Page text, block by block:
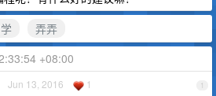
弄弄
+08:00
1
Jun 13, 2016 1